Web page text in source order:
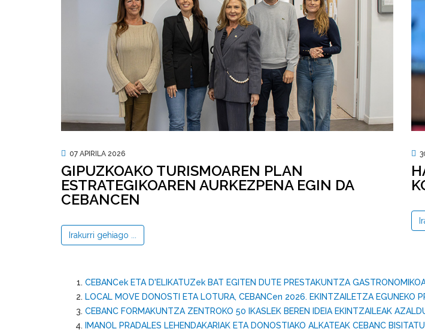
07 APIRILA 2026
GIPUZKOAKO TURISMOAREN PLAN
ESTRATEGIKOAREN AURKEZPENA EGIN DA
CEBANCEN
Irakurri gehiago ...
CEBANCek ETA D'ELIKATUZek BAT EGITEN DUTE PRESTAKUNTZA
LOCAL MOVE DONOSTI ETA LOTURA, CEBANCen 2026. EKINTZAILETZA EGUNEKO
CEBANC FORMAKUNTZA ZENTROKO 50 IKASLEK BEREN IDEIA EKINTZAILEAK
IMANOL PRADALES LEHENDAKARIAK ETA DONOSTIAKO ALKATEAK CEBANC